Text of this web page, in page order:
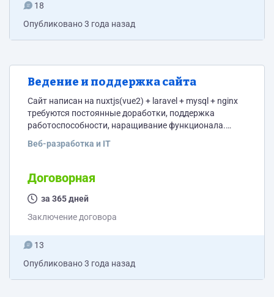
18
Опубликовано3 года назад
Ведение и поддержка сайта
Сайт написан на nuxtjs(vue2) + laravel + mysql + nginx
требуются постоянные доработки, поддержка
работоспособности, наращивание функционала.
настройка редиректов контроль за
fullstack разработчика но и рассматриваем вариант
front + back разработчики. Прилагайте опыт работы и
если есть примеры работ(портфолио).
Веб-разработка и IT
Договорная
за 365 дней
Заключение договора
13
Опубликовано3 года назад